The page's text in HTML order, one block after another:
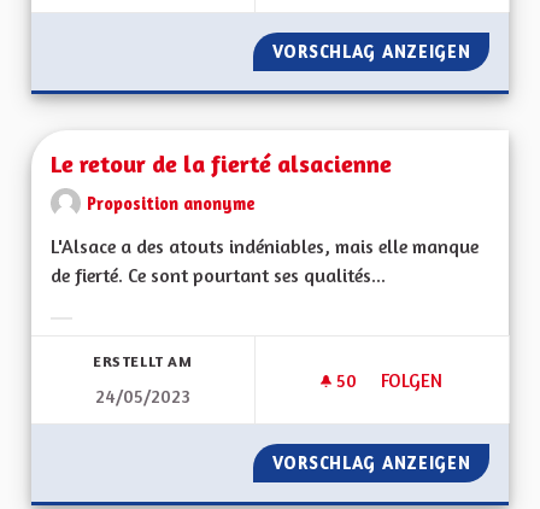
VORSCHLAG ANZEIGEN LE
Le retour de la fierté alsacienne
Proposition anonyme
L'Alsace a des atouts indéniables, mais elle manque
de fierté. Ce sont pourtant ses qualités...
ERSTELLT AM
24/05/2023
50 50 FOLLOWER
FOLGEN
LE RETOUR DE LA
VORSCHLAG ANZEIGEN LE